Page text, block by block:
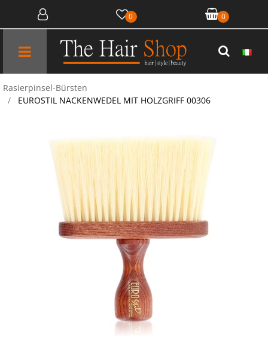
0 0
Open menu
Rasierpinsel-Bürsten
EUROSTIL NACKENWEDEL MIT HOLZGRIFF 00306